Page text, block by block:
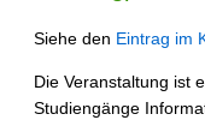
Siehe den Eintrag im
Die Veranstaltung ist
Studiengänge